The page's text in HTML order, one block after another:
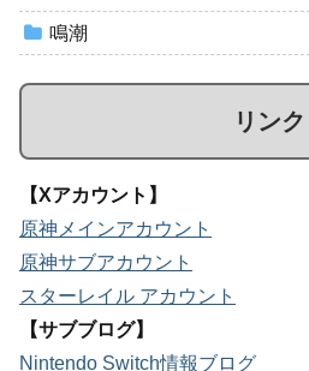
鳴潮
リンク
【Xアカウント】
原神メインアカウント
原神サブアカウント
スターレイル アカウント
【サブブログ】
Nintendo Switch情報ブログ